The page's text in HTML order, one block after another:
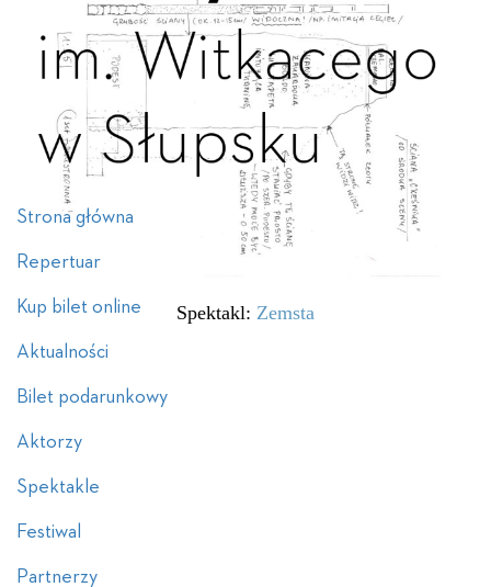
Strona główna
Repertuar
Kup bilet online
Aktualności
Bilet podarunkowy
Aktorzy
Spektakle
Festiwal
Partnerzy
Spektakl: Zemsta